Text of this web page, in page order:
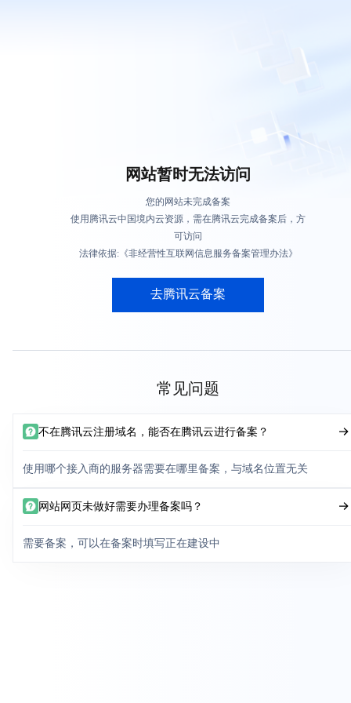
网站暂时无法访问
您的网站未完成备案
使用腾讯云中国境内云资源，需在腾讯云完成备案后，方
可访问
法律依据:《非经营性互联网信息服务备案管理办法》
去腾讯云备案
常见问题
不在腾讯云注册域名，能否在腾讯云进行备案？
使用哪个接入商的服务器需要在哪里备案，与域名位置无关
网站网页未做好需要办理备案吗？
需要备案，可以在备案时填写正在建设中